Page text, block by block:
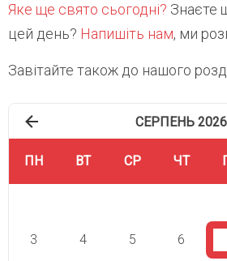
Яке ще свято сьогодні? Знаєте
цей день? Напишіть нам, ми
Завітайте також до нашого
СЕРПЕНЬ 2026
ПН ВТ СР ЧТ
3 4 5 6